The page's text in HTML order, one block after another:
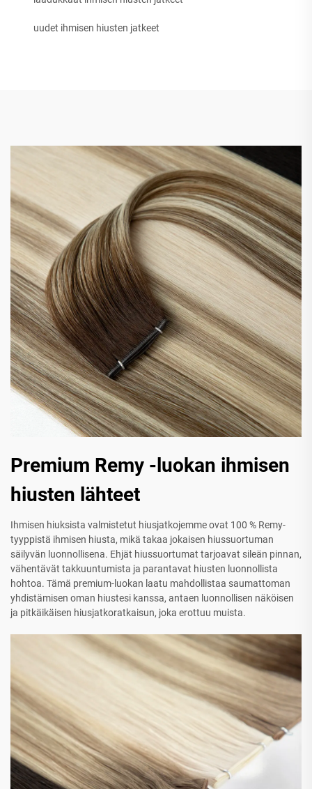
uudet ihmisen hiusten jatkeet
Premium Remy -luokan ihmisen
hiusten lähteet
Ihmisen hiuksista valmistetut hiusjatkojemme ovat 100 % Remy-
tyyppistä ihmisen hiusta, mikä takaa jokaisen hiussuortuman
säilyvän luonnollisena. Ehjät hiussuortumat tarjoavat sileän pinnan,
vähentävät takkuuntumista ja parantavat hiusten luonnollista
hohtoa. Tämä premium-luokan laatu mahdollistaa saumattoman
yhdistämisen oman hiustesi kanssa, antaen luonnollisen näköisen
ja pitkäikäisen hiusjatkoratkaisun, joka erottuu muista.